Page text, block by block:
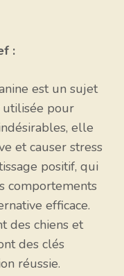
:
est un sujet
utilisée pour
elle
et causer stress
positif, qui
comportements
efficace.
des chiens et
des clés
réussie.